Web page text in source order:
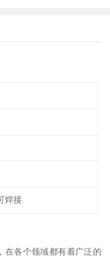
焊接
在各个领域都有着广泛的